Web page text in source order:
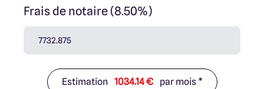
Frais de notaire (8.50%)
Estimation 1034.14 € par mois *